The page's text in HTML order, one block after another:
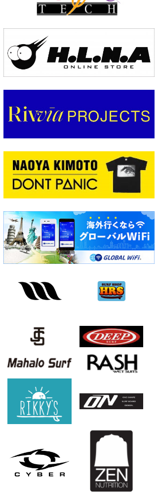
wanda
予報士 hiro.
banpaku
Mr.K
Romisea